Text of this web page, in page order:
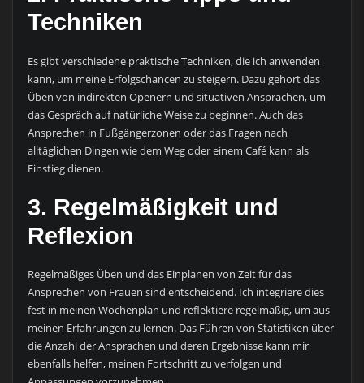
Techniken
Es gibt verschiedene praktische Techniken, die ich anwenden
kann, um meine Erfolgschancen zu steigern. Dazu gehört das
Üben von indirekten Openern und situativen Ansprachen, um
das Gespräch auf natürliche Weise zu beginnen. Auch das
Ansprechen in Fußgängerzonen oder das Fragen nach
alltäglichen Dingen wie dem Weg oder einem Café kann als
Einstieg dienen.
3. Regelmäßigkeit und
Reflexion
Regelmäßiges Üben und das Einplanen von Zeit für das
Ansprechen von Frauen sind entscheidend. Ich integriere dies
fest in meinen Wochenplan und reflektiere regelmäßig, um aus
meinen Erfahrungen zu lernen. Das Führen von Statistiken über
die Anzahl der Ansprachen und deren Ergebnisse kann mir
ebenfalls helfen, meinen Fortschritt zu verfolgen und